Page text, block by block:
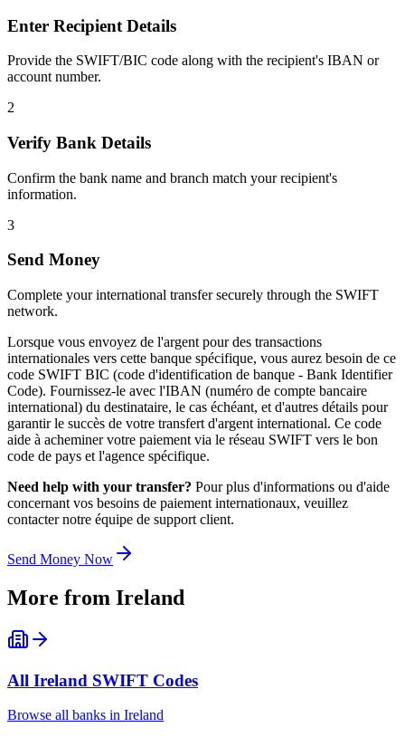
Enter Recipient Details
Provide the SWIFT/BIC code along with the recipient's IBAN or
account number.
2
Verify Bank Details
Confirm the bank name and branch match your recipient's
information.
3
Send Money
Complete your international transfer securely through the SWIFT
network.
Lorsque vous envoyez de l'argent pour des transactions
internationales vers cette banque spécifique, vous aurez besoin de ce
code SWIFT BIC (code d'identification de banque - Bank Identifier
Code). Fournissez-le avec l'IBAN (numéro de compte bancaire
international) du destinataire, le cas échéant, et d'autres détails pour
garantir le succès de votre transfert d'argent international. Ce code
aide à acheminer votre paiement via le réseau SWIFT vers le bon
code de pays et l'agence spécifique.
Need help with your transfer? Pour plus d'informations ou d'aide
concernant vos besoins de paiement internationaux, veuillez
contacter notre équipe de support client.
Send Money Now
More from Ireland
All Ireland SWIFT Codes
Browse all banks in Ireland